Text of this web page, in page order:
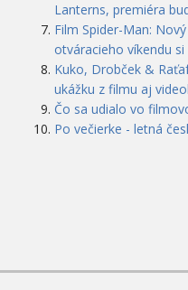
Lanterns, premiéra
Film Spider-Man:
otváracieho víkendu si
Kuko, Drobček &
ukážku z filmu aj
Čo sa udialo vo
Po večierke - letná